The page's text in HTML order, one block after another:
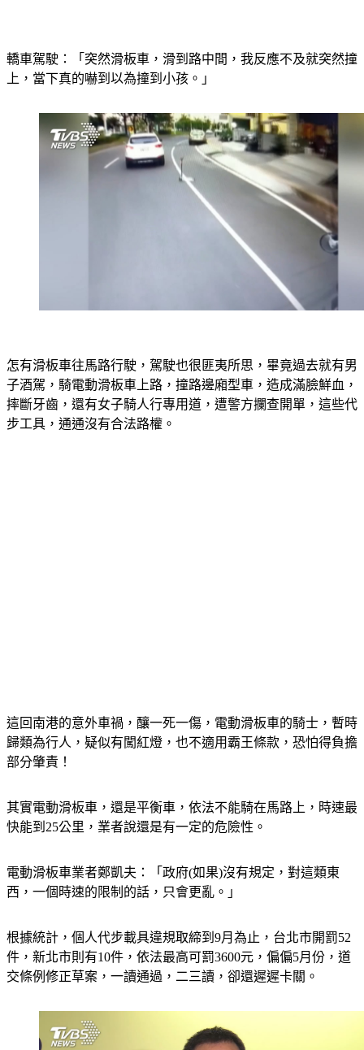
上，當下真的嚇到以為撞到小孩。」
子酒駕，騎電動滑板車上路，撞路邊廂型車，造成滿臉鮮血，
摔斷牙齒，還有女子騎人行專用道，遭警方攔查開單，這些代
步工具，通通沒有合法路權。
歸類為行人，疑似有闖紅燈，也不適用霸王條款，恐怕得負擔
部分肇責！
快能到25公里，業者說還是有一定的危險性。
西，一個時速的限制的話，只會更亂。」
件，新北市則有10件，依法最高可罰3600元，偏偏5月份，道
交條例修正草案，一讀通過，二三讀，卻還遲遲卡關。